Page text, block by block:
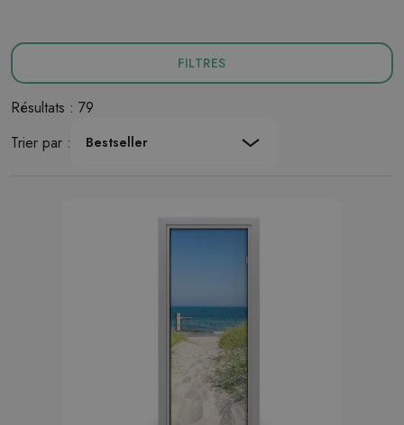
FILTRES
Résultats : 79
Trier par :
Bestseller